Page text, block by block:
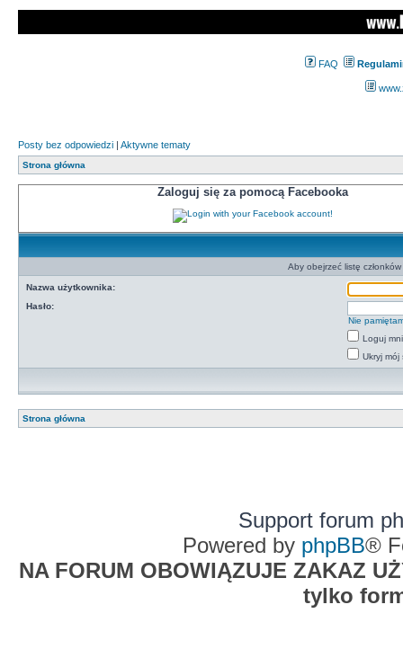
FAQ
Posty bez odpowiedzi | Aktywne tematy
Strona główna
Zaloguj się za pomocą Facebooka
Aby obejrzeć listę
Nazwa użytkownika:
Hasło:
Nie
Loguj
Ukryj mój
Strona główna
Support forum
Powered by phpBB®
NA FORUM OBOWIĄZUJE ZAKAZ
tylko